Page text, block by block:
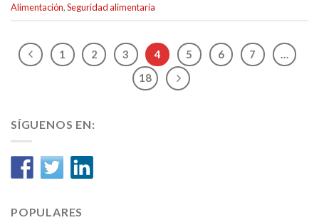
Alimentación,Seguridad alimentaria
1 2 3 4 5 6 7
18
SÍGUENOS EN:
POPULARES